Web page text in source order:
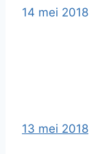
14 mei 2018
13 mei 2018